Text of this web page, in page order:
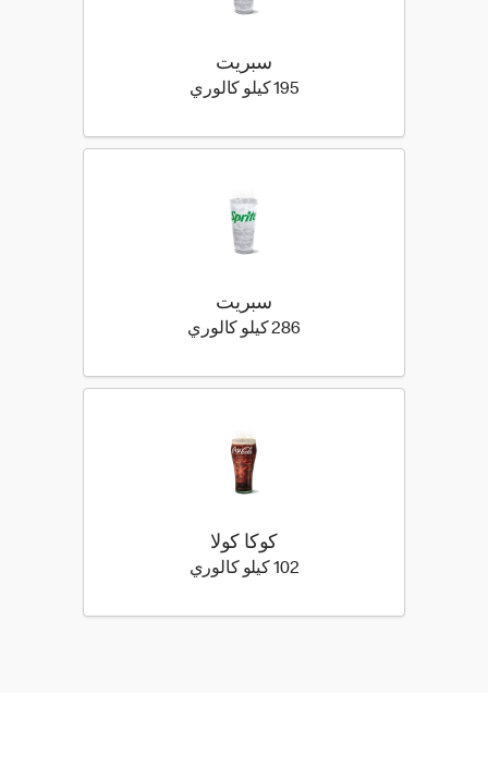
سبريت
195 كيلو كالوري 195 كيلو سعرة حرارية
سبريت
286 كيلو كالوري 286 كيلو سعرة حرارية
كوكا كولا
102 كيلو كالوري